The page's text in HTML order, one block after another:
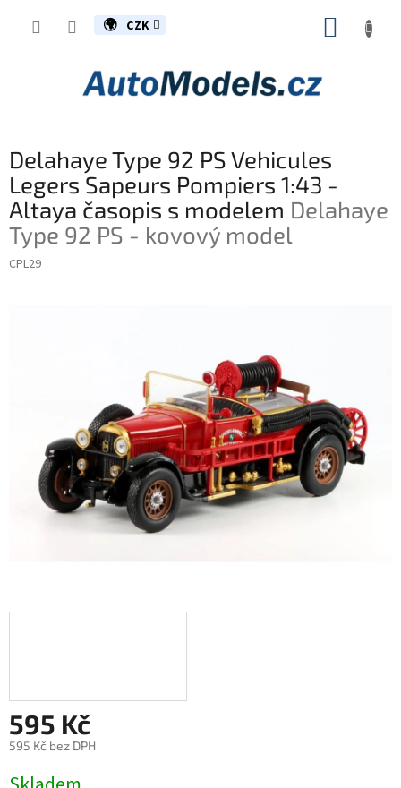
CZK
Delahaye Type 92 PS Vehicules
Legers Sapeurs Pompiers 1:43 -
Altaya časopis s modelem Delahaye
Type 92 PS - kovový model
CPL29
595 Kč
595 Kč bez DPH